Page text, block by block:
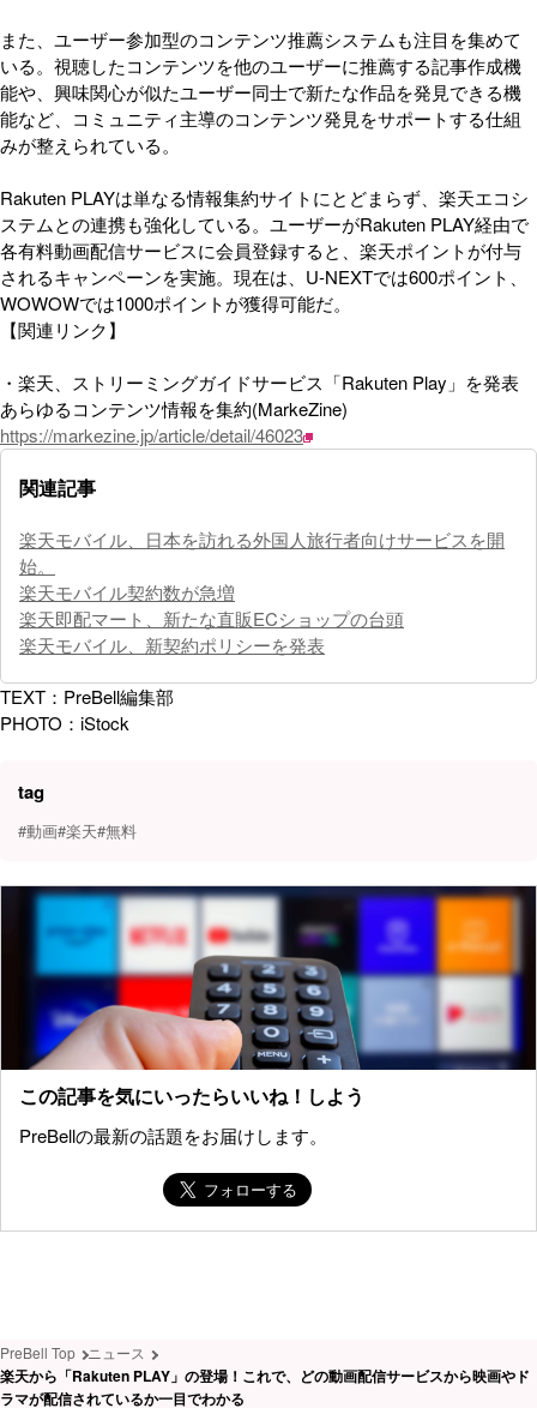
また、ユーザー参加型のコンテンツ推薦システムも注目を集めて
いる。視聴したコンテンツを他のユーザーに推薦する記事作成機
能や、興味関心が似たユーザー同士で新たな作品を発見できる機
能など、コミュニティ主導のコンテンツ発見をサポートする仕組
みが整えられている。
Rakuten PLAYは単なる情報集約サイトにとどまらず、楽天エコシ
ステムとの連携も強化している。ユーザーがRakuten PLAY経由で
各有料動画配信サービスに会員登録すると、楽天ポイントが付与
されるキャンペーンを実施。現在は、U-NEXTでは600ポイント、
WOWOWでは1000ポイントが獲得可能だ。
【関連リンク】
・楽天、ストリーミングガイドサービス「Rakuten Play」を発表
あらゆるコンテンツ情報を集約(MarkeZine)
https://markezine.jp/article/detail/46023
関連記事
楽天モバイル、日本を訪れる外国人旅行者向けサービスを開
始。
楽天モバイル契約数が急増
楽天即配マート、新たな直販ECショップの台頭
楽天モバイル、新契約ポリシーを発表
TEXT：PreBell編集部
PHOTO：iStock
tag
#動画#楽天#無料
この記事を気にいったらいいね！しよう
PreBellの最新の話題をお届けします。
PreBell Top ニュース
楽天から「Rakuten PLAY」の登場！これで、どの動画配信サービスから映画やド
ラマが配信されているか一目でわかる